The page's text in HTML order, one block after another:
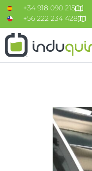
+34 918 090 215
+56 222 234 428